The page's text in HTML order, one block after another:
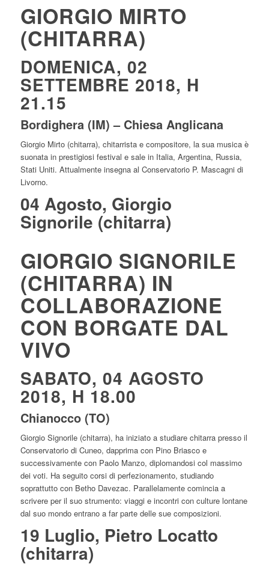
GIORGIO MIRTO
(CHITARRA)
DOMENICA, 02
SETTEMBRE 2018, H
21.15
Bordighera (IM) – Chiesa Anglicana
Giorgio Mirto (chitarra), chitarrista e compositore, la sua musica è
suonata in prestigiosi festival e sale in Italia, Argentina, Russia,
Stati Uniti. Attualmente insegna al Conservatorio P. Mascagni di
Livorno.
04 Agosto, Giorgio
Signorile (chitarra)
GIORGIO SIGNORILE
(CHITARRA) IN
COLLABORAZIONE
CON BORGATE DAL
VIVO
SABATO, 04 AGOSTO
2018, H 18.00
Chianocco (TO)
Giorgio Signorile (chitarra), ha iniziato a studiare chitarra presso il
Conservatorio di Cuneo, dapprima con Pino Briasco e
successivamente con Paolo Manzo, diplomandosi col massimo
dei voti. Ha seguito corsi di perfezionamento, studiando
soprattutto con Betho Davezac. Parallelamente comincia a
scrivere per il suo strumento: viaggi e incontri con culture lontane
dal suo mondo entrano a far parte delle sue composizioni.
19 Luglio, Pietro Locatto
(chitarra)